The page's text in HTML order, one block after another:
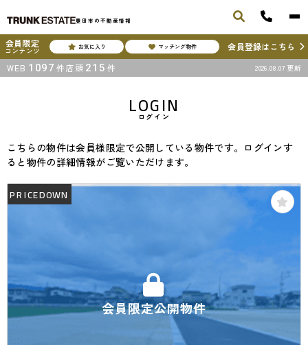
豊田市の不動産情報
会員限定
コンテンツ お気に入り マッチング物件
会員登録はこちら
WEB 1097 件店頭 215 件 2026.08.07 更新
LOGIN
ログイン
こちらの物件は会員様限定で公開している物件です。ログインす
ると物件の詳細情報がご覧いただけます。
会員限定公開物件
PRICEDOWN